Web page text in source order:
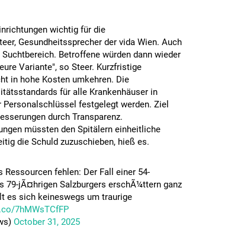
wichtig für die
Gesundheitssprecher der vida Wien. Auch
Betroffene würden dann wieder
Variante", so Steer. Kurzfristige
in hohe Kosten umkehren. Die
für alle Krankenhäuser in
festgelegt werden. Ziel
durch Transparenz.
müssten den Spitälern einheitliche
die Schuld zuzuschieben, hieß es.
fehlen: Der Fall einer 54-
79-jÃ¤hrigen Salzburgers erschÃ¼ttern ganz
es sich keineswegs um traurige
7hMWsTCfFP
October 31, 2025